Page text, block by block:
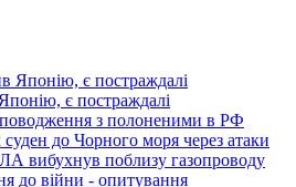
є постраждалі
з полоненими в РФ
до Чорного моря через атаки
вибухнув поблизу газопроводу
до війни - опитування